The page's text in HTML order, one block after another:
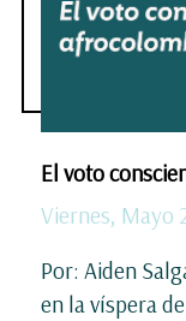
El voto
Viernes, Mayo
Por: Aiden
en la víspera